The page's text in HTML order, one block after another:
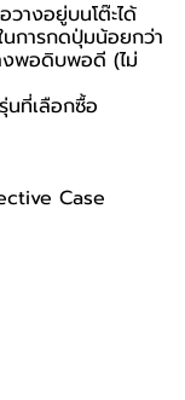
างอยู่บนโต๊ะได้
การกดปุ่มน้อยกว่า
งพอดิบพอดี (ไม่
ที่เลือกซื้อ
Case